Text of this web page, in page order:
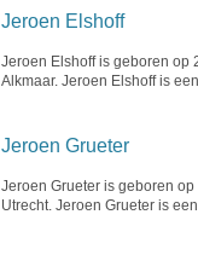
Jeroen Elshoff
Jeroen Elshoff is geboren op
Alkmaar. Jeroen Elshoff is
Jeroen Grueter
Jeroen Grueter is geboren
Utrecht. Jeroen Grueter is